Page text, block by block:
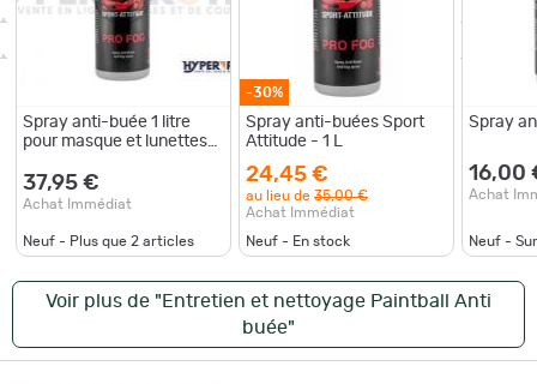
Spray anti-buée 1 litre
pour masque et lunettes
37,95 €
Achat Immédiat
Neuf - Plus que 2 articles
-30%
Spray anti-buées Sport
Attitude - 1 L
24,45 €
au lieu de 35,00 €
Achat Immédiat
Neuf - En stock
Spray
16,00
Achat
Neuf -
Voir plus de "Entretien et nettoyage Paintball Anti
buée"